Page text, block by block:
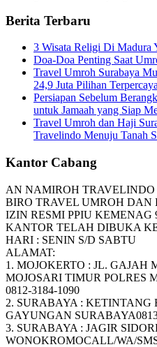
Berita Terbaru
3 Wisata Religi Di Madura
Doa-Doa Penting Saat
Travel Umroh Surabaya
24,9 Juta Pilihan
Persiapan Sebelum
untuk Jamaah yang Siap
Travel Umroh dan Haji
Travelindo Menuju Tanah
Kantor Cabang
AN NAMIROH TRAVELINDO
BIRO TRAVEL UMROH DAN
IZIN RESMI PPIU KEMENAG
KANTOR TELAH DIBUKA
HARI : SENIN S/D SABTU
ALAMAT:
1. MOJOKERTO : JL.
MOJOSARI TIMUR POLRES
0812-3184-1090
2. SURABAYA : KETINTANG
GAYUNGAN
3. SURABAYA : JAGIR
WONOKROMOCALL/WA/